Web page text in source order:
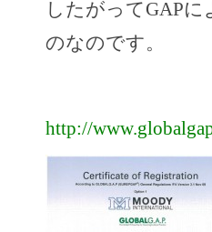
したがってGAP
のなのです。
http://